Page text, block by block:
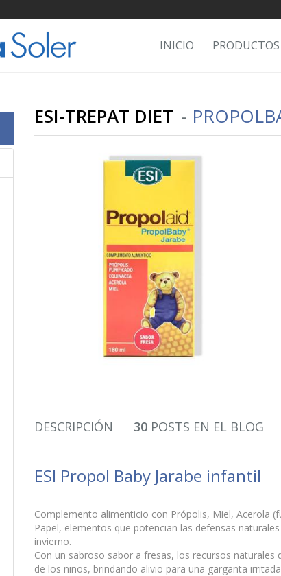
INICIO PRODUCTOS
ESI-TREPAT DIET -
DESCRIPCIÓN 30POSTS EN EL BLOG
ESI Propol Baby Jarabe infantil
Complemento alimenticio con Própolis, Miel, Acerola
Papel, elementos que potencian las defensas
invierno.
Con un sabroso sabor a fresas, los recursos
de los niños, brindando alivio para una garganta